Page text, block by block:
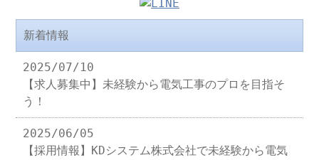
新着情報
2025/07/10
【求人募集中】未経験から電気工事のプロを目指そ
う！
2025/06/05
【採用情報】KDシステム株式会社で未経験から電気